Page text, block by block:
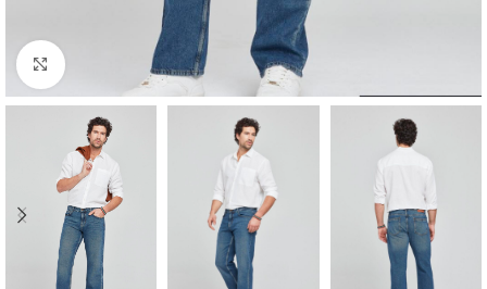
Click to enlarge